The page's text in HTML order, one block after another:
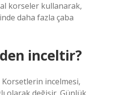
korseler kullanarak,
daha fazla çaba
inceltir?
incelmesi,